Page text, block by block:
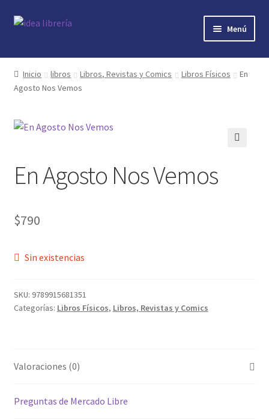
Ir
Ir
Menú
Inicio
contacto
libros
nosotros
novedades
Inicio libros Libros, Revistas y Comics Libros Físicos
En
Agosto Nos Vemos
En Agosto Nos Vemos
$790
Sin existencias
SKU: 9789915681351
Categorías: Libros Físicos, Libros, Revistas y Comics
Valoraciones (0)
Preguntas de Mercado Libre